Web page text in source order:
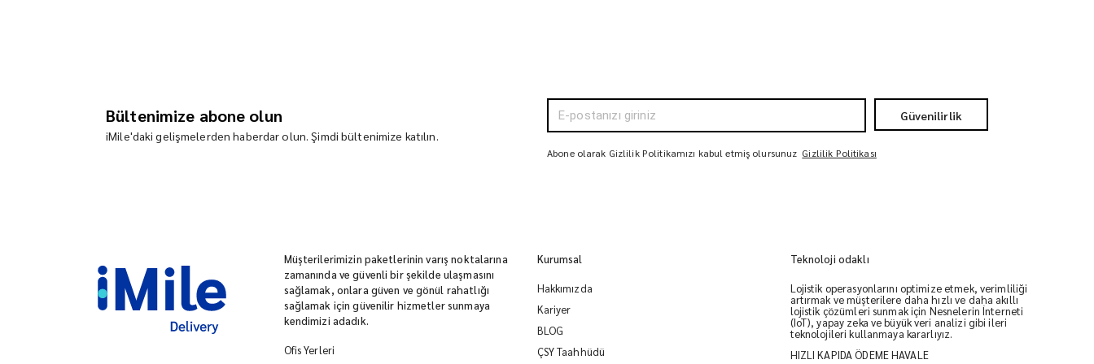
Bültenimize abone olun
iMile'daki gelişmelerden haberdar olun. Şimdi bültenimize katılın.
Güvenilirlik
Abone olarak Gizlilik Politikamızı kabul etmiş olursunuz Gizlilik Politikası
Müşterilerimizin paketlerinin varış noktalarına
zamanında ve güvenli bir şekilde ulaşmasını
sağlamak, onlara güven ve gönül rahatlığı
sağlamak için güvenilir hizmetler sunmaya
kendimizi adadık.
Ofis Yerleri
Kurumsal
Hakkımızda
Kariyer
BLOG
ÇSY Taahhüdü
Teknoloji odaklı
Lojistik operasyonlarını optimize etmek, verimliliği
artırmak ve müşterilere daha hızlı ve daha akıllı
lojistik çözümleri sunmak için Nesnelerin İnterneti
(IoT), yapay zeka ve büyük veri analizi gibi ileri
teknolojileri kullanmaya kararlıyız.
HIZLI KAPIDA ÖDEME HAVALE